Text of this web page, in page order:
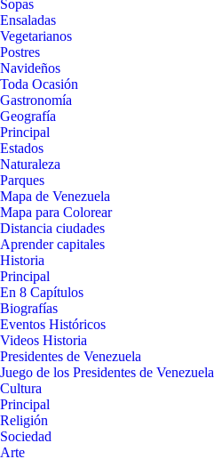
Sopas
Ensaladas
Vegetarianos
Postres
Navideños
Toda Ocasión
Gastronomía
Geografía
Principal
Estados
Naturaleza
Parques
Mapa de Venezuela
Mapa para Colorear
Distancia ciudades
Aprender capitales
Historia
Principal
En 8 Capítulos
Biografías
Eventos Históricos
Videos Historia
Presidentes de Venezuela
Juego de los Presidentes de Venezuela
Cultura
Principal
Religión
Sociedad
Arte